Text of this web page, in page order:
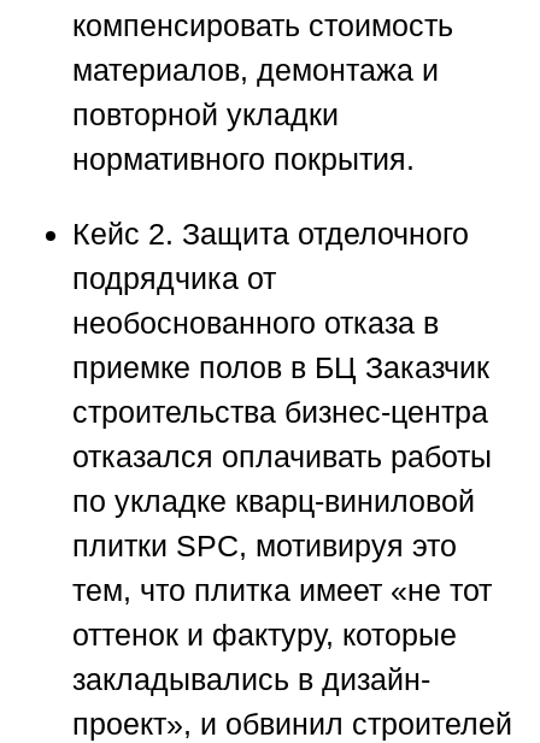
компенсировать стоимость
материалов, демонтажа и
повторной укладки
нормативного покрытия.
Кейс 2. Защита отделочного
подрядчика от
необоснованного отказа в
приемке полов в БЦ Заказчик
строительства бизнес-центра
отказался оплачивать работы
по укладке кварц-виниловой
плитки SPC, мотивируя это
тем, что плитка имеет «не тот
оттенок и фактуру, которые
закладывались в дизайн-
проект», и обвинил строителей